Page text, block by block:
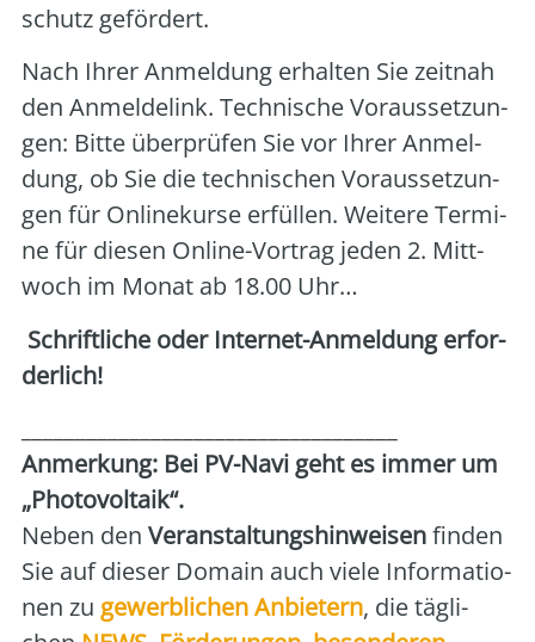
schutz geför­dert.
Nach Ihrer Anmel­dung erhal­ten Sie zeit­nah
den Anmel­de­link. Tech­ni­sche Vor­aus­set­zun­
gen: Bit­te über­prü­fen Sie vor Ihrer Anmel­
dung, ob Sie die tech­ni­schen Vor­aus­set­zun­
gen für Online­kur­se erfül­len. Wei­te­re Ter­mi­
ne für die­sen Online-Vor­trag jeden 2. Mitt­
woch im Monat ab 18.00 Uhr…
Schrift­li­che oder Inter­net-Anmel­dung erfor­
der­lich!
Anmer­kung: Bei PV-Navi geht es immer um
„Pho­to­vol­ta­ik“.
Neben den Ver­an­stal­tungs­hin­wei­senfin­den
Sie auf die­ser Domain auch vie­le Infor­ma­tio­
nen zu gewerb­li­chen Anbie­tern, die täg­li­